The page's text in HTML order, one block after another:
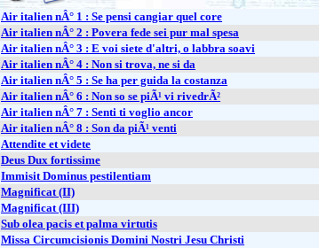
Air italien nÂ° 1 : Se pensi cangiar quel core
Air italien nÂ° 2 : Povera fede sei pur mal spesa
Air italien nÂ° 3 : E voi siete d'altri, o labbra soavi
Air italien nÂ° 4 : Non si trova, ne si da
Air italien nÂ° 5 : Se ha per guida la costanza
Air italien nÂ° 6 : Non so se piÃ¹ vi rivedrÃ²
Air italien nÂ° 7 : Senti ti voglio ancor
Air italien nÂ° 8 : Son da piÃ¹ venti
Attendite et videte
Deus Dux fortissime
Immisit Dominus pestilentiam
Magnificat (II)
Magnificat (III)
Sub olea pacis et palma virtutis
Missa Circumcisionis Domini Nostri Jesu Christi